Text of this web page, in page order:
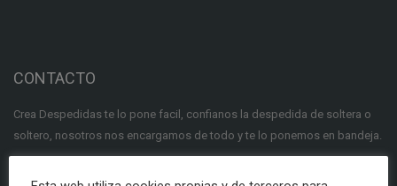
CONTACTO
Crea Despedidas te lo pone facil, confianos la despedida de soltera o
soltero, nosotros nos encargamos de todo y te lo ponemos en bandeja.